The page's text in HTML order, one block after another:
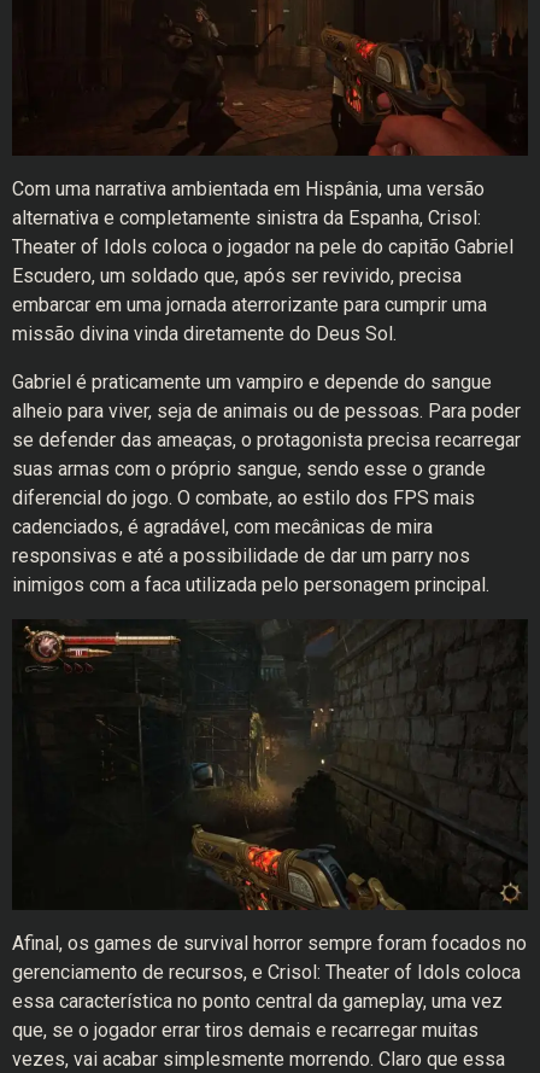
Com uma narrativa ambientada em Hispânia, uma versão
alternativa e completamente sinistra da Espanha, Crisol:
Theater of Idols coloca o jogador na pele do capitão Gabriel
Escudero, um soldado que, após ser revivido, precisa
embarcar em uma jornada aterrorizante para cumprir uma
missão divina vinda diretamente do Deus Sol.
Gabriel é praticamente um vampiro e depende do sangue
alheio para viver, seja de animais ou de pessoas. Para poder
se defender das ameaças, o protagonista precisa recarregar
suas armas com o próprio sangue, sendo esse o grande
diferencial do jogo. O combate, ao estilo dos FPS mais
cadenciados, é agradável, com mecânicas de mira
responsivas e até a possibilidade de dar um parry nos
inimigos com a faca utilizada pelo personagem principal.
Afinal, os games de survival horror sempre foram focados no
gerenciamento de recursos, e Crisol: Theater of Idols coloca
essa característica no ponto central da gameplay, uma vez
que, se o jogador errar tiros demais e recarregar muitas
vezes, vai acabar simplesmente morrendo. Claro que essa